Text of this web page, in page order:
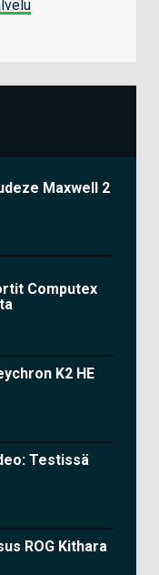
Maxwell 2
Computex
K2 HE
Testissä
ROG Kithara